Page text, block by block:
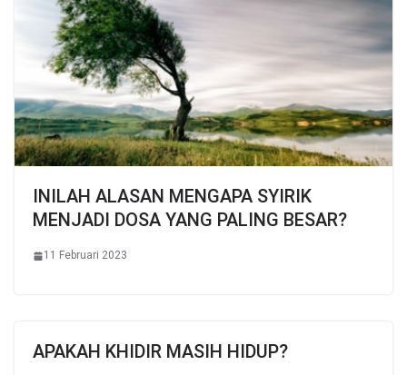
INILAH ALASAN MENGAPA SYIRIK
MENJADI DOSA YANG PALING BESAR?
11 Februari 2023
APAKAH KHIDIR MASIH HIDUP?